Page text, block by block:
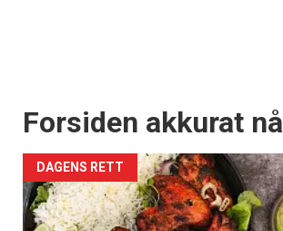
Forsiden akkurat nå
DAGENS RETT